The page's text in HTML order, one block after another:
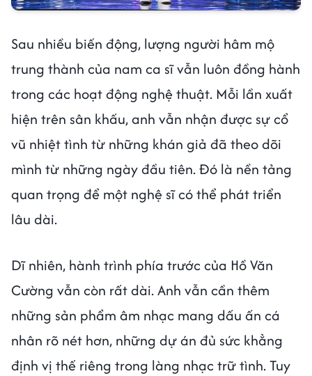
Sau nhiều biến động, lượng người hâm mộ
trung thành của nam ca sĩ vẫn luôn đồng hành
trong các hoạt động nghệ thuật. Mỗi lần xuất
hiện trên sân khấu, anh vẫn nhận được sự cổ
vũ nhiệt tình từ những khán giả đã theo dõi
mình từ những ngày đầu tiên. Đó là nền tảng
quan trọng để một nghệ sĩ có thể phát triển
lâu dài.
Dĩ nhiên, hành trình phía trước của Hồ Văn
Cường vẫn còn rất dài. Anh vẫn cần thêm
những sản phẩm âm nhạc mang dấu ấn cá
nhân rõ nét hơn, những dự án đủ sức khẳng
định vị thế riêng trong làng nhạc trữ tình. Tuy